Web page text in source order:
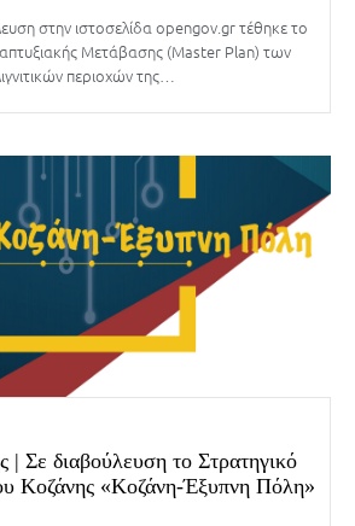
στην ιστοσελίδα opengov.gr τέθηκε το
Μετάβασης (Master Plan) των
περιοχών της…
| Σε διαβούλευση το Στρατηγικό
Κοζάνης «Κοζάνη-Έξυπνη Πόλη»